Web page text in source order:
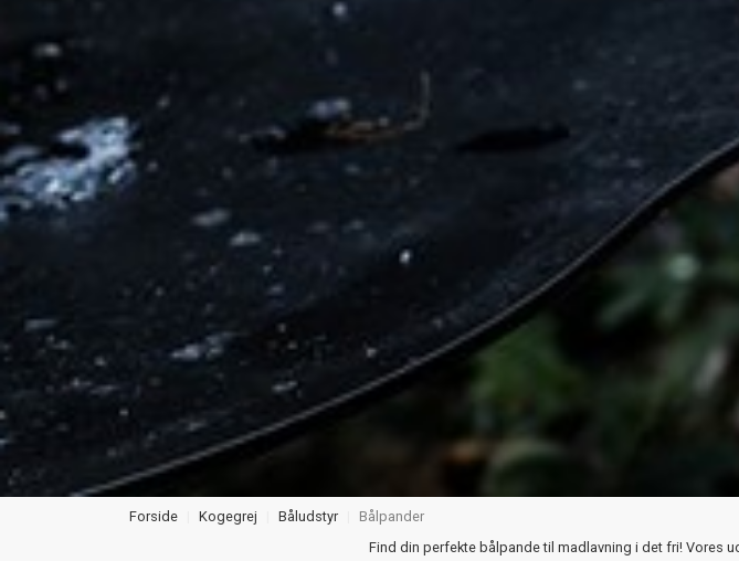
Forside Kogegrej Båludstyr
Bålpander
Find din perfekte bålpande til madlavning i det fri! Vores